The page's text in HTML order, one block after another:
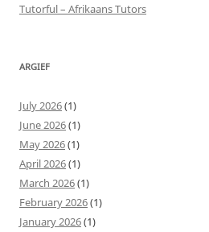
Tutorful – Afrikaans Tutors
ARGIEF
July 2026(1)
June 2026(1)
May 2026(1)
April 2026(1)
March 2026(1)
February 2026(1)
January 2026(1)